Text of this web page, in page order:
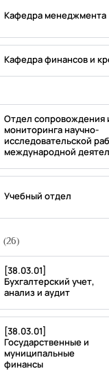
Кафедра менеджмента
Кафедра финансов и
Отдел сопровождения
мониторинга научно-
исследовательской
международной
Учебный отдел
(26)
[38.03.01]
Бухгалтерский учет,
анализ и аудит
[38.03.01]
Государственные и
муниципальные
финансы